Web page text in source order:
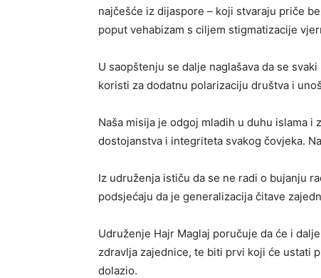
najčešće iz dijaspore – koji stvaraju priče
poput vehabizam s ciljem stigmatizacije
U saopštenju se dalje naglašava da se
koristi za dodatnu polarizaciju društva i
Naša misija je odgoj mladih u duhu islama
dostojanstva i integriteta svakog čovjeka.
Iz udruženja ističu da se ne radi o bujanju
podsjećaju da je generalizacija čitave
Udruženje Hajr Maglaj poručuje da će i
zdravlja zajednice, te biti prvi koji će ustati
dolazio.